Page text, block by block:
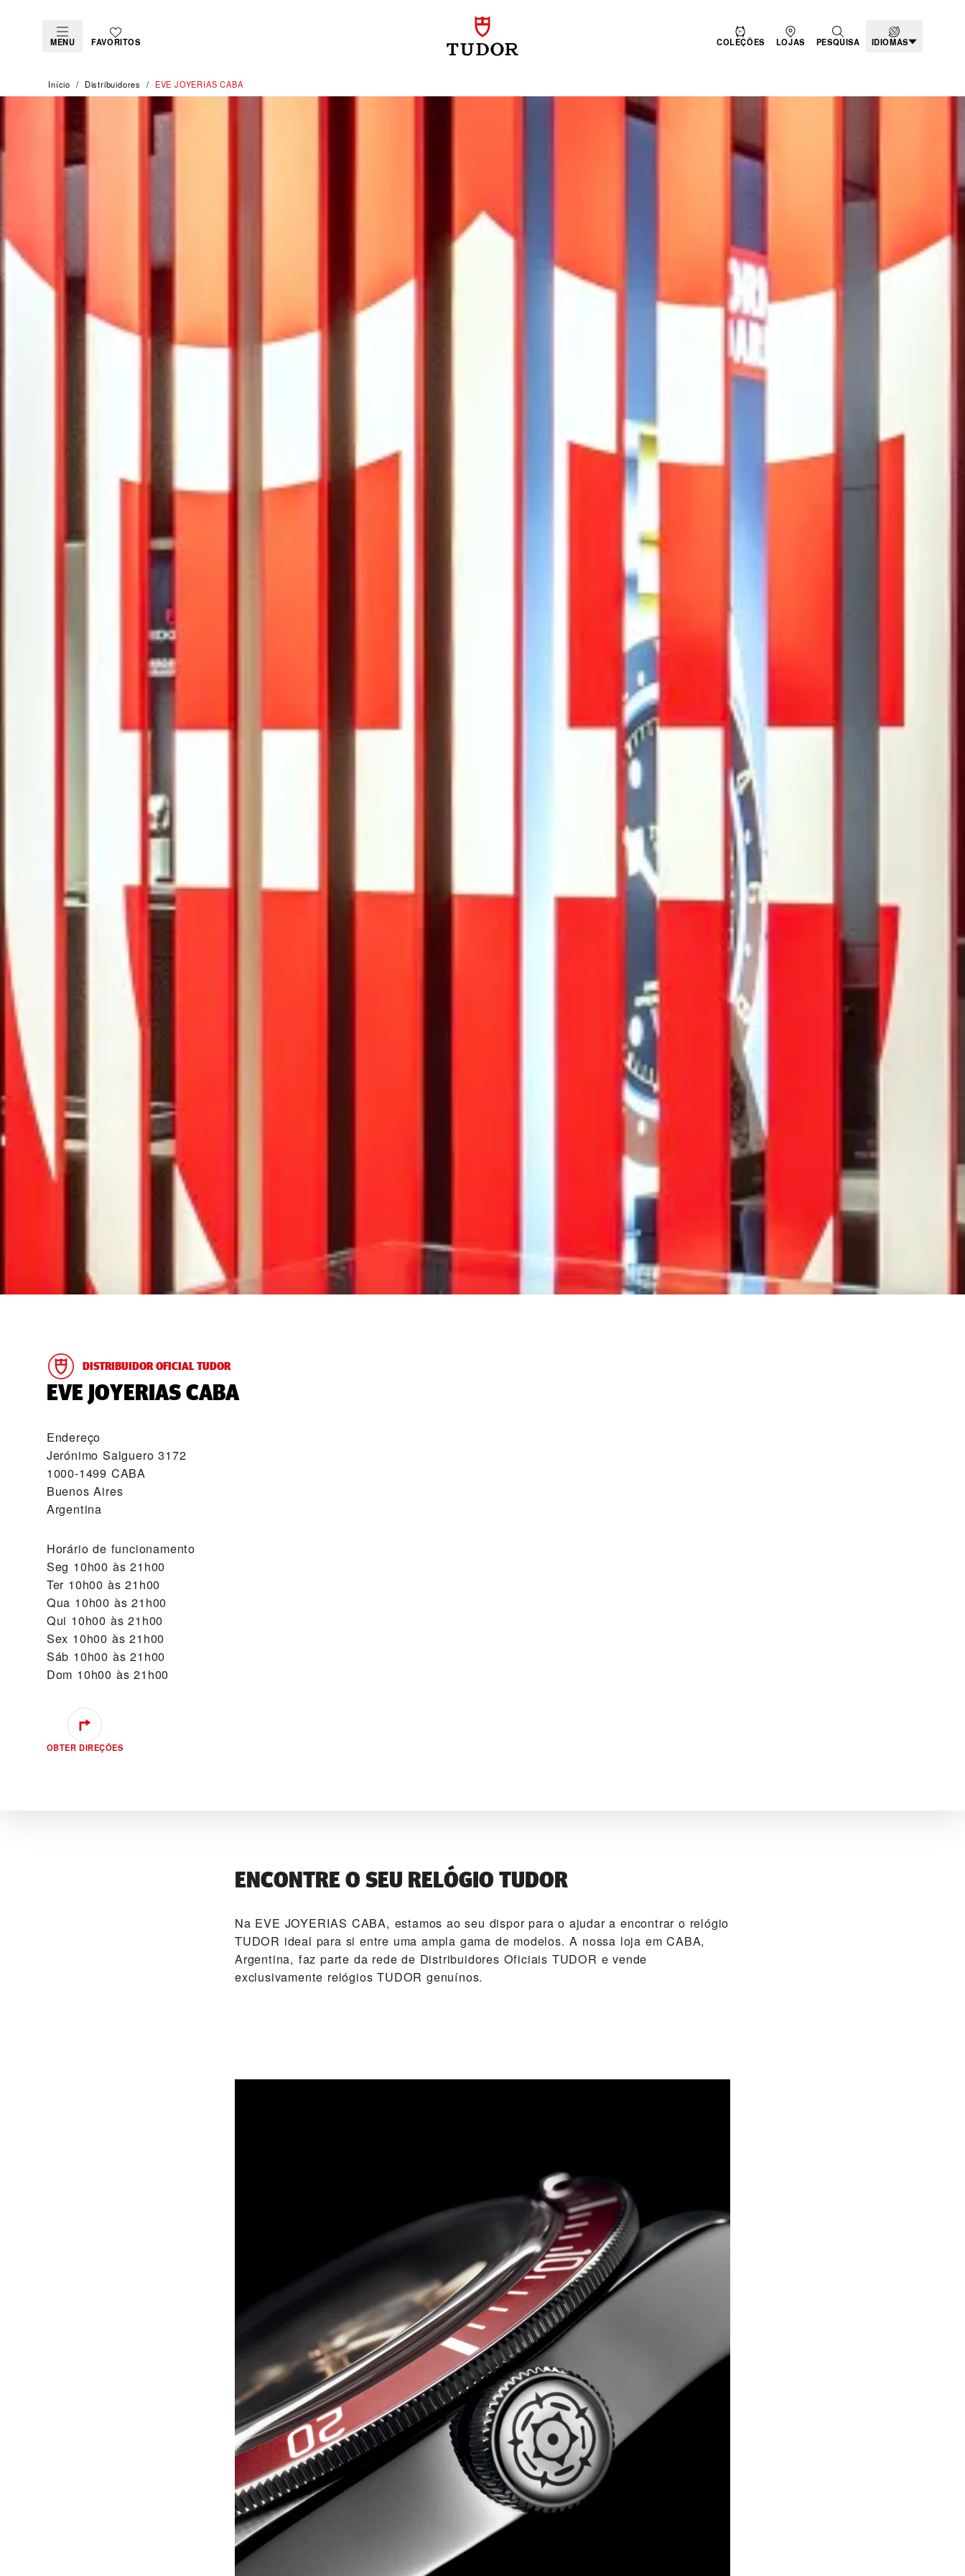
MENU FAVORITOS COLEÇÕES LOJAS PESQUISA IDIOMAS
Início Distribuidores ‭EVE JOYERIAS CABA‬
DISTRIBUIDOR OFICIAL TUDOR
‭EVE JOYERIAS CABA‬
Endereço
Jerónimo Salguero 3172
1000-1499 CABA
Buenos Aires
Argentina
Horário de funcionamento
Seg 10h00 às 21h00
Ter 10h00 às 21h00
Qua 10h00 às 21h00
Qui 10h00 às 21h00
Sex 10h00 às 21h00
Sáb 10h00 às 21h00
Dom 10h00 às 21h00
OBTER DIREÇÕES
ENCONTRE O SEU RELÓGIO TUDOR
Na ‭EVE JOYERIAS CABA‬, estamos ao seu dispor para o ajudar a encontrar o relógio
TUDOR ideal para si entre uma ampla gama de modelos. A nossa loja em CABA,
Argentina, faz parte da rede de Distribuidores Oficiais TUDOR e vende
exclusivamente relógios TUDOR genuínos.